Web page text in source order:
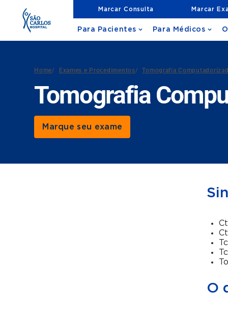
Marcar Consulta Marcar
Para Pacientes Para Médicos
Home/ Exames e Procedimentos/ Tomografia
Tomografia
Marque seu exame
O